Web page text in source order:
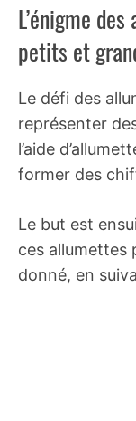
L’énigme
petits et
Le défi des
représenter
l’aide
former des
Le but est
ces allumettes
donné, en